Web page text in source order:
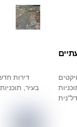
דירות
בעיר,